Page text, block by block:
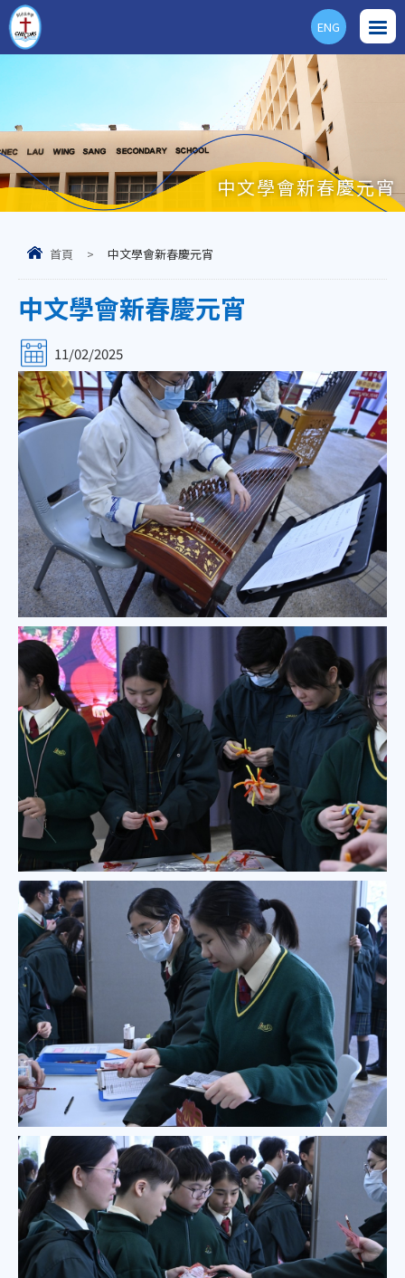
ENG
中文學會新春慶元宵
首頁 > 中文學會新春慶元宵
中文學會新春慶元宵
11/02/2025